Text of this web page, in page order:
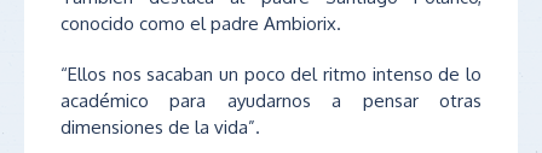
conocido como el padre Ambiorix.
“Ellos nos sacaban un poco del ritmo intenso de lo
académico para ayudarnos a pensar otras
dimensiones de la vida”.